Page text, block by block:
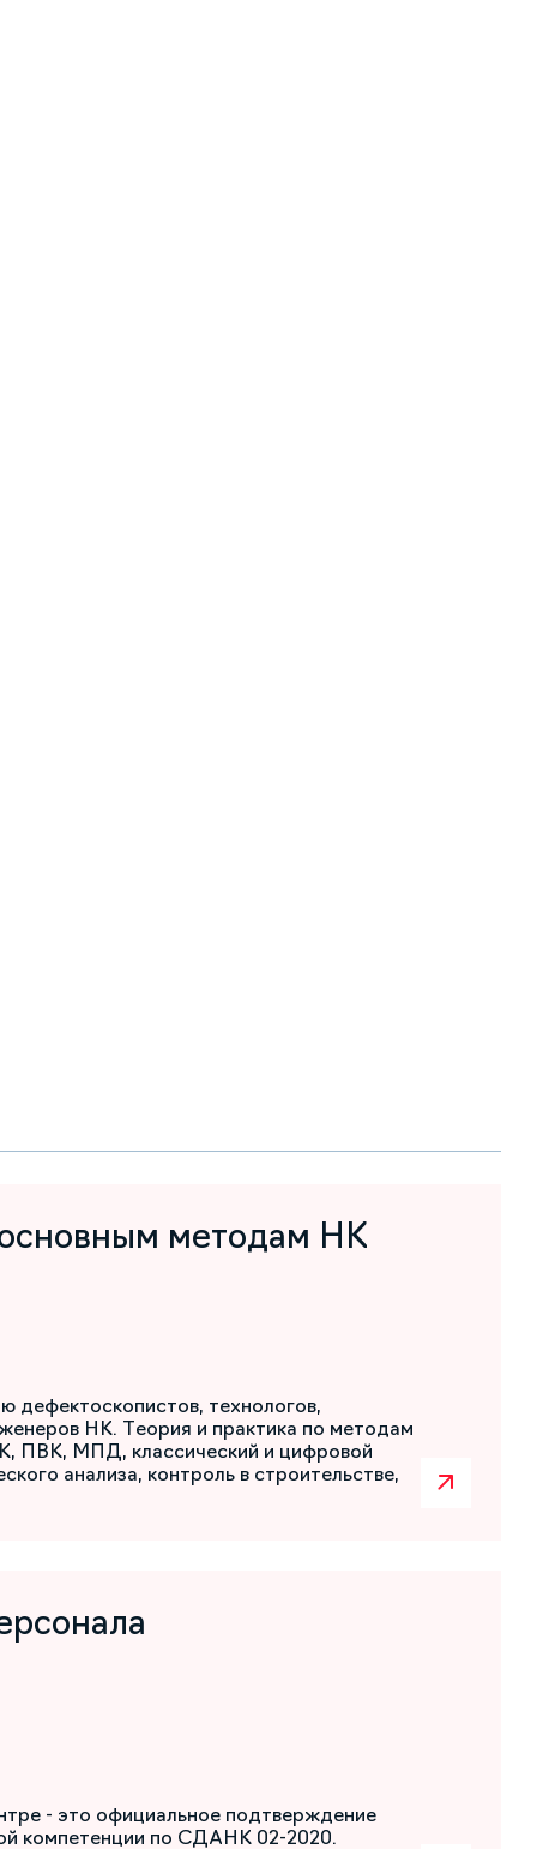
методам НК
дефектоскопистов, технологов,
НК. Теория и практика по методам
ПВК, МПД, классический и цифровой
анализа, контроль в строительстве,
- это официальное подтверждение
компетенции по СДАНК 02-2020.